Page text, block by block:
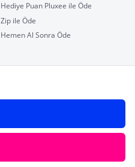
Hediye Puan Pluxee ile Öde
Zip ile Öde
Hemen Al Sonra Öde